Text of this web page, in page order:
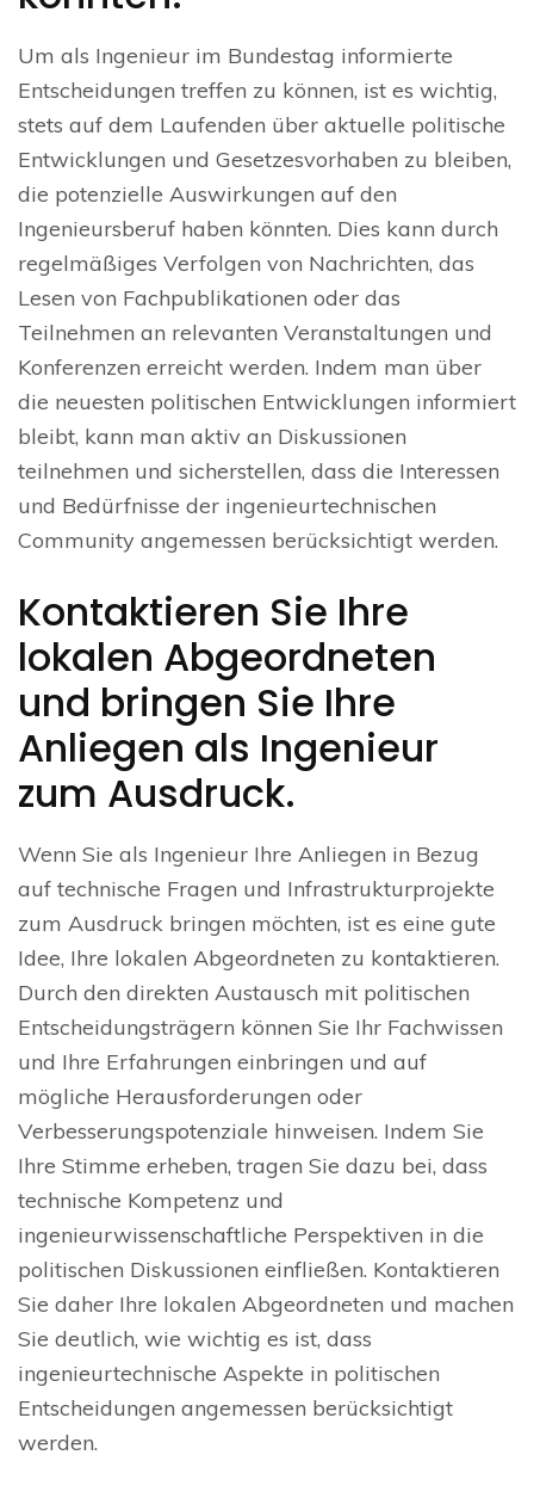
Um als Ingenieur im Bundestag informierte
Entscheidungen treffen zu können, ist es wichtig,
stets auf dem Laufenden über aktuelle politische
Entwicklungen und Gesetzesvorhaben zu bleiben,
die potenzielle Auswirkungen auf den
Ingenieursberuf haben könnten. Dies kann durch
regelmäßiges Verfolgen von Nachrichten, das
Lesen von Fachpublikationen oder das
Teilnehmen an relevanten Veranstaltungen und
Konferenzen erreicht werden. Indem man über
die neuesten politischen Entwicklungen informiert
bleibt, kann man aktiv an Diskussionen
teilnehmen und sicherstellen, dass die Interessen
und Bedürfnisse der ingenieurtechnischen
Community angemessen berücksichtigt werden.
Kontaktieren Sie Ihre
lokalen Abgeordneten
und bringen Sie Ihre
Anliegen als Ingenieur
zum Ausdruck.
Wenn Sie als Ingenieur Ihre Anliegen in Bezug
auf technische Fragen und Infrastrukturprojekte
zum Ausdruck bringen möchten, ist es eine gute
Idee, Ihre lokalen Abgeordneten zu kontaktieren.
Durch den direkten Austausch mit politischen
Entscheidungsträgern können Sie Ihr Fachwissen
und Ihre Erfahrungen einbringen und auf
mögliche Herausforderungen oder
Verbesserungspotenziale hinweisen. Indem Sie
Ihre Stimme erheben, tragen Sie dazu bei, dass
technische Kompetenz und
ingenieurwissenschaftliche Perspektiven in die
politischen Diskussionen einfließen. Kontaktieren
Sie daher Ihre lokalen Abgeordneten und machen
Sie deutlich, wie wichtig es ist, dass
ingenieurtechnische Aspekte in politischen
Entscheidungen angemessen berücksichtigt
werden.